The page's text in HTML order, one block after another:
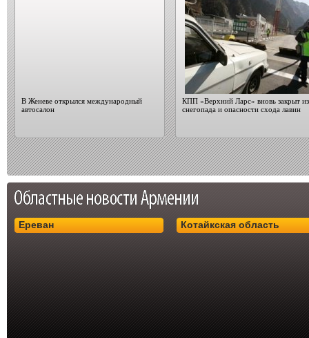
В Женеве открылся международный
автосалон
КПП «Верхний Ларс» вновь закрыт
снегопада и опасности схода лавин
Ереван Котайкская область